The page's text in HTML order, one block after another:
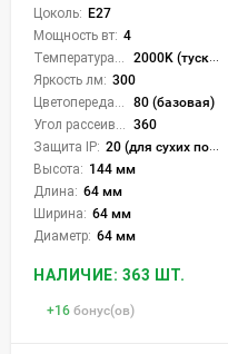
Цоколь: E27
Мощность вт: 4
2000K (тускло теплый)
Яркость лм: 300
80 (базовая)
360
Защита IP: 20 (для сухих пом.)
Высота: 144 мм
Длина: 64 мм
Ширина: 64 мм
Диаметр: 64 мм
НАЛИЧИЕ: 363 ШТ.
+16 бонус(ов)